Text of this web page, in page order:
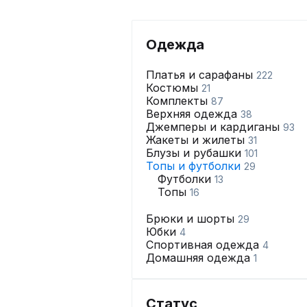
Одежда
Платья и сарафаны 222
Костюмы 21
Комплекты 87
Верхняя одежда 38
Джемперы и кардиганы 93
Жакеты и жилеты 31
Блузы и рубашки 101
Топы и футболки 29
Футболки 13
Топы 16
Брюки и шорты 29
Юбки 4
Спортивная одежда 4
Домашняя одежда 1
Статус